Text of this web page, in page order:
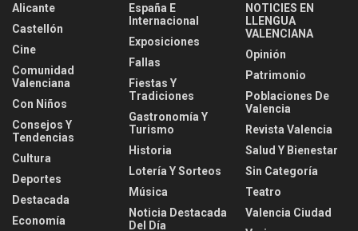
Alicante
Castellón
Cine
Comunidad
Valenciana
Con Niños
Consejos Y
Tendencias
Cultura
Deportes
Destacada
Economía
España E
Internacional
Exposiciones
Fallas
Fiestas Y
Tradiciones
Gastronomía Y
Turismo
Historia
Lotería Y Sorteos
Música
Noticia Destacada
Del Día
NOTICIES EN
LLENGUA
VALENCIANA
Opinión
Patrimonio
Poblaciones De
Valencia
Revista Valencia
Salud Y Bienestar
Sin Categoría
Teatro
Valencia Ciudad